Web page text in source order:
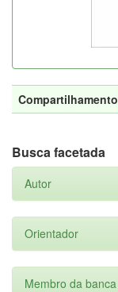
Compartilhamento
Busca facetada
Autor
Orientador
Membro da banca